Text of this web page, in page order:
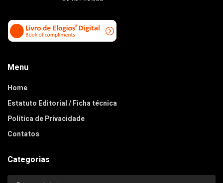
Menu
Home
Estatuto Editorial / Ficha técnica
Política de Privacidade
Contatos
Categorias